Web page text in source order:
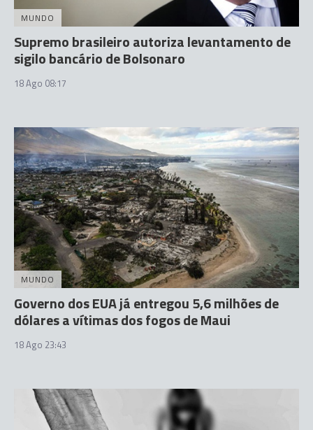
MUNDO
Supremo brasileiro autoriza levantamento de
sigilo bancário de Bolsonaro
18 Ago 08:17
MUNDO
Governo dos EUA já entregou 5,6 milhões de
dólares a vítimas dos fogos de Maui
18 Ago 23:43